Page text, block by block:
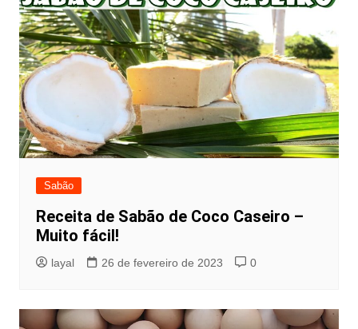
Sabão
Receita de Sabão de Coco Caseiro –
Muito fácil!
layal 26 de fevereiro de 2023 0